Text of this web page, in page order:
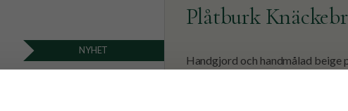
Plåtburk
Handgjord och handmålad
Perfekt för bröd och skorpor,
NYHET